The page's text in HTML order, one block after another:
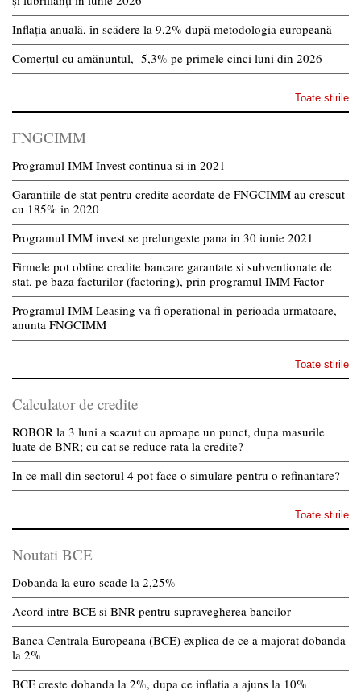
Inflația anuală, în scădere la 9,2% după metodologia europeană
Comerțul cu amănuntul, -5,3% pe primele cinci luni din 2026
Toate stirile
FNGCIMM
Programul IMM Invest continua si in 2021
Garantiile de stat pentru credite acordate de FNGCIMM au crescut
cu 185% in 2020
Programul IMM invest se prelungeste pana in 30 iunie 2021
Firmele pot obtine credite bancare garantate si subventionate de
stat, pe baza facturilor (factoring), prin programul IMM Factor
Programul IMM Leasing va fi operational in perioada urmatoare,
anunta FNGCIMM
Toate stirile
Calculator de credite
ROBOR la 3 luni a scazut cu aproape un punct, dupa masurile
luate de BNR; cu cat se reduce rata la credite?
In ce mall din sectorul 4 pot face o simulare pentru o refinantare?
Toate stirile
Noutati BCE
Dobanda la euro scade la 2,25%
Acord intre BCE si BNR pentru supravegherea bancilor
Banca Centrala Europeana (BCE) explica de ce a majorat dobanda
la 2%
BCE creste dobanda la 2%, dupa ce inflatia a ajuns la 10%